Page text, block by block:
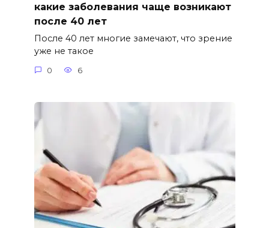
какие заболевания чаще возникают
после 40 лет
После 40 лет многие замечают, что зрение
уже не такое
0 6